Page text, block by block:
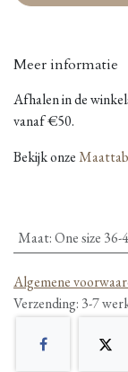
Meer informatie
Afhalen in de
vanaf €50.
Bekijk onze
Maat:One size 36-
Algemene
Verzending: 3-7